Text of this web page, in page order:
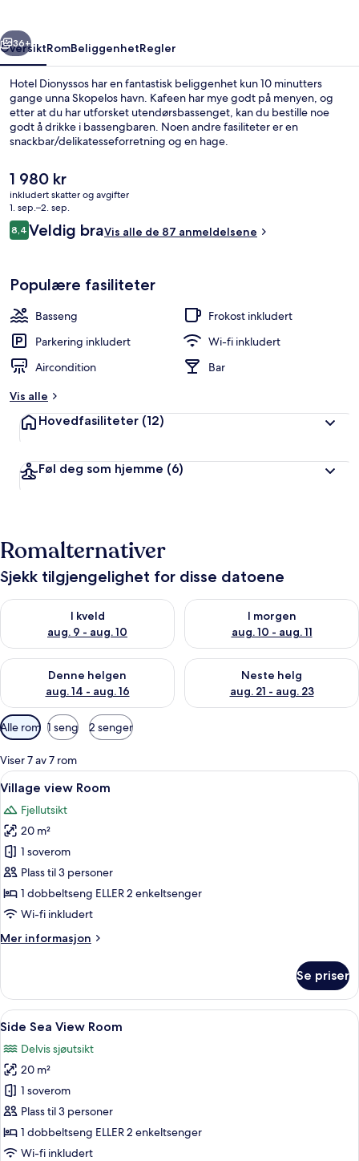
Neste
36+
OversiktRomBeliggenhetRegler
Hotel Dionyssos har en fantastisk beliggenhet kun 10 minutters
gange unna Skopelos havn. Kafeen har mye godt på menyen, og
etter at du har utforsket utendørsbassenget, kan du bestille noe
godt å drikke i bassengbaren. Noen andre fasiliteter er en
snackbar/delikatesseforretning og en hage.
Den
nåværende
prisen
er
1 980 kr
1 980 kr
inkludert skatter og avgifter
1. sep.–2. sep.
Anmeldelser
8,48,4 av 10 –
Veldig braVis alle de 87 anmeldelsene
Populære fasiliteter
Basseng
Frokost inkludert
Parkering inkludert
Wi-fi inkludert
Aircondition
Bar
Vis alle
Hovedfasiliteter (12)
Føl deg som hjemme (6)
Romalternativer
Sjekk tilgjengelighet for disse datoene
I kveld
aug. 9 - aug. 10
Sjekk tilgjengelighet for i kveld, aug. 9 - aug. 10
I morgen
aug. 10 - aug. 11
Sjekk tilgjengelighet for i
Denne helgen
aug. 14 - aug. 16
Sjekk tilgjengelighet for denne helgen, aug. 14 - aug. 16
Neste helg
aug. 21 - aug. 23
Sjekk tilgjengelighet for
Tilgjengelige
filtre
for
rom
Alle rom 1 seng 2 senger
Viser 7 av 7 rom
Åpne
alle
bildene
av
Village
view
Room
Strykejern/-brett, wi-fi (inkludert) og
10
Village view Room
Fjellutsikt
20 m²
1 soverom
Plass til 3 personer
1 dobbeltseng ELLER 2 enkeltsenger
Wi-fi inkludert
Mer informasjon
Mer
view
Room
Se priser
Åpne
alle
bildene
av
Side
Sea
View
Room
Side Sea View Room | Strykejern/-
10
Side Sea View Room
Delvis sjøutsikt
20 m²
1 soverom
Plass til 3 personer
1 dobbeltseng ELLER 2 enkeltsenger
Wi-fi inkludert